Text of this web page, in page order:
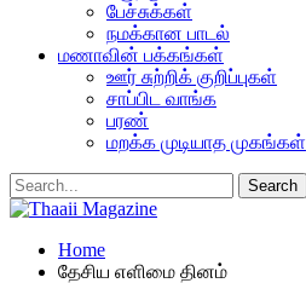
பேச்சுக்கள்
நமக்கான பாடல்
மணாவின் பக்கங்கள்
ஊர் சுற்றிக் குறிப்புகள்
சாப்பிட வாங்க
பரண்
மறக்க முடியாத முகங்கள்
Home
தேசிய எளிமை தினம்